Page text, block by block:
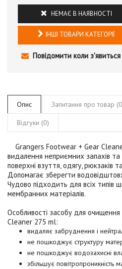
НЕМАЄ В НАЯВНОСТІ
ІНШІ ТОВАРИ КАТЕГОРІЇ
Повідомити коли з'явиться
Опис Запитання про товар
Відгуки (0)
Grangers Footwear + Gear
видалення неприємних запахів та
поверхні взуття, одягу, рюкзаків
Допомагає зберегти
Чудово підходить для всіх типів
мембранних матеріалів.
Особливості засобу для очищення
Cleaner 275 ml:
видаляє забруднення і
не пошкоджує структуру
не пошкоджує водозахисні
збільшує повітропроникність